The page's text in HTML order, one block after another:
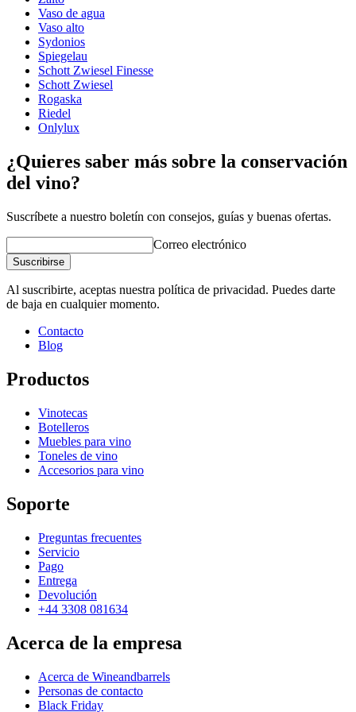
¡Un buen vino merece una copa adecuada!
Tipo de vidrio
Diámetro (cm)
Capacidad (cl)
GrabadoNo
Vaso de agua
Vaso alto
Sydonios
Spiegelau
Schott Zwiesel Finesse
Schott Zwiesel
Rogaska
Riedel
Onlylux
¿Quieres saber más sobre la conservación
del vino?
Suscríbete a nuestro boletín con consejos, guías y buenas ofertas.
Correo electrónico
Suscribirse
Al suscribirte, aceptas nuestra política de privacidad. Puedes darte
de baja en cualquier momento.
Contacto
Blog
Productos
Vinotecas
Botelleros
Muebles para vino
Toneles de vino
Accesorios para vino
Soporte
Preguntas frecuentes
Servicio
Pago
Entrega
Devolución
+44 3308 081634
Acerca de la empresa
Acerca de Wineandbarrels
Personas de contacto
Black Friday